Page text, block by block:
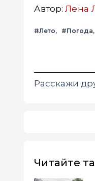
Автор: Лена
#Лето #Погода
Расскажи
Читайте